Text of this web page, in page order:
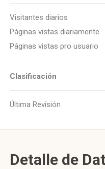
Visitantes diarios
Páginas vistas diariamente
Páginas vistas pro usuario
Clasificación
Última Revisión
Detalle de